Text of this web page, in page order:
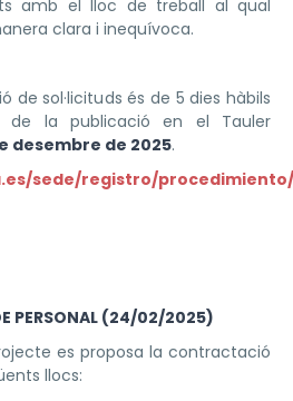
amb el lloc de treball al qual
clara i inequívoca.
de sol·licituds és de 5 dies hàbils
la publicació en el Tauler
desembre de 2025.
sede/registro/procedimiento/
PERSONAL (24/02/2025)
es proposa la contractació
llocs: